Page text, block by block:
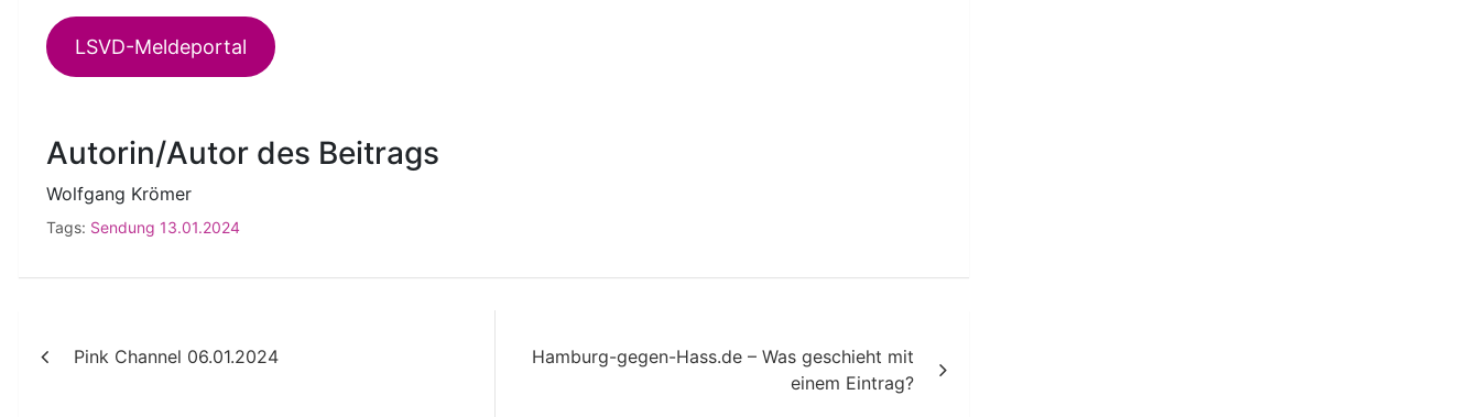
LSVD-Meldeportal
Autorin/Autor des Beitrags
Wolfgang Krömer
Tags: Sendung 13.01.2024
Pink Channel 06.01.2024
Hamburg-gegen-Hass.de – Was geschieht mit
einem Eintrag?